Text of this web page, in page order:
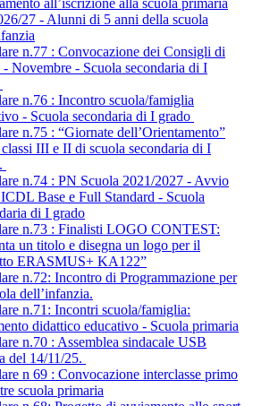
all’iscrizione alla scuola primaria
27 - Alunni di 5 anni della scuola
n.77 : Convocazione dei Consigli di
- Novembre - Scuola secondaria di I
n.76 : Incontro scuola/famiglia
- Scuola secondaria di I grado
n.75 : “Giornate dell’Orientamento”
III e II di scuola secondaria di I
n.74 : PN Scuola 2021/2027 - Avvio
Base e Full Standard - Scuola
di I grado
n.73 : Finalisti LOGO CONTEST:
un titolo e disegna un logo per il
ERASMUS+ KA122”
n.72: Incontro di Programmazione per
dell’infanzia.
n.71: Incontri scuola/famiglia:
didattico educativo - Scuola primaria
n.70 : Assemblea sindacale USB
del 14/11/25.
n 69 : Convocazione interclasse primo
scuola primaria